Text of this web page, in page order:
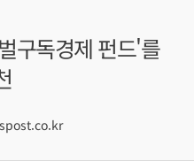
구독경제 펀드'를